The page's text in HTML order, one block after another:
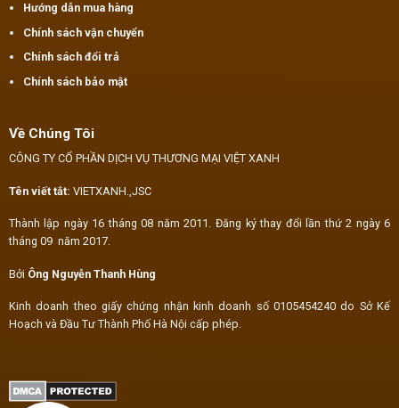
Hướng dẫn mua hàng
Chính sách vận chuyển
Chính sách đổi trả
Chính sách bảo mật
Về Chúng Tôi
CÔNG TY CỔ PHẦN DỊCH VỤ THƯƠNG MẠI VIỆT XANH
Tên viết tắt: VIETXANH.,JSC
Thành lập ngày 16 tháng 08 năm 2011. Đăng ký thay đổi lần thứ 2 ngày 6
tháng 09 năm 2017.
Bởi Ông Nguyễn Thanh Hùng
Kinh doanh theo giấy chứng nhận kinh doanh số 0105454240 do Sở Kế
Hoạch và Đầu Tư Thành Phố Hà Nội cấp phép.